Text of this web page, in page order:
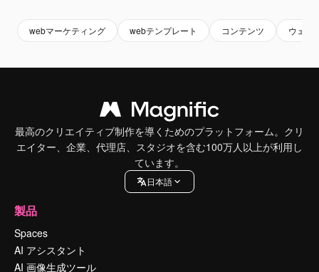
webマーケティング webテンプレート コンテンツ ウェブ
最高のクリエイティブ制作を導くためのプラットフォーム。クリ
エイター、企業、代理店、スタジオを含む100万人以上が利用し
ています。
日本語
製品
Spaces
AI アシスタント
AI 画像生成ツール